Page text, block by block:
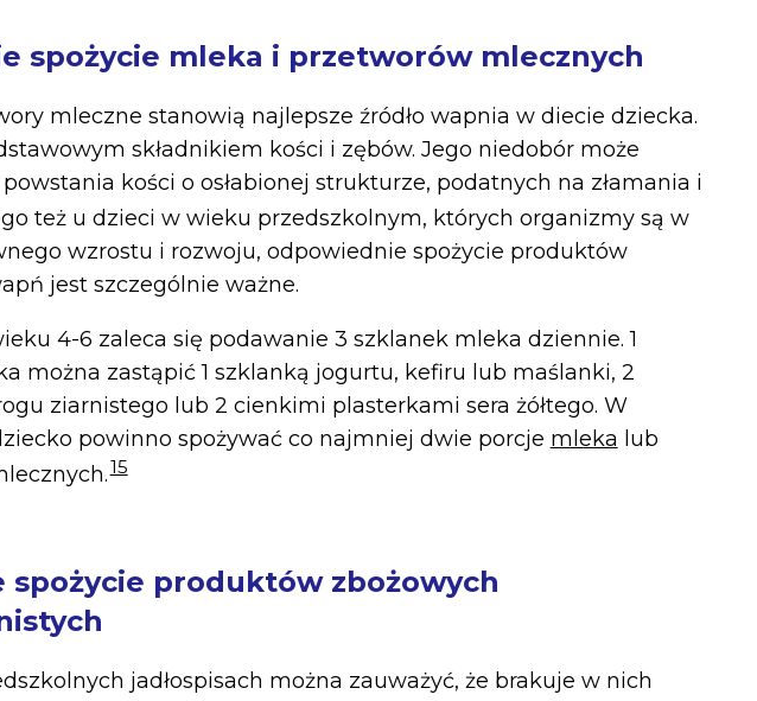
spożycie mleka i przetworów mlecznych
mleczne stanowią najlepsze źródło wapnia w diecie dziecka.
składnikiem kości i zębów. Jego niedobór może
kości o osłabionej strukturze, podatnych na złamania i
też u dzieci w wieku przedszkolnym, których organizmy są w
wzrostu i rozwoju, odpowiednie spożycie produktów
jest szczególnie ważne.
4-6 zaleca się podawanie 3 szklanek mleka dziennie. 1
można zastąpić 1 szklanką jogurtu, kefiru lub maślanki, 2
ziarnistego lub 2 cienkimi plasterkami sera żółtego. W
powinno spożywać co najmniej dwie porcje mleka lub
15
spożycie produktów zbożowych
jadłospisach można zauważyć, że brakuje w nich